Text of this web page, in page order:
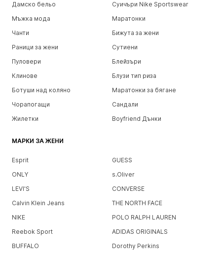
Дамско бельо
Суичъри Nike Sportswear
Мъжка мода
Маратонки
Чанти
Бижута за жени
Раници за жени
Сутиени
Пуловери
Блейзъри
Клинове
Блузи тип риза
Ботуши над коляно
Маратонки за бягане
Чорапогащи
Сандали
Жилетки
Boyfriend Дънки
МАРКИ ЗА ЖЕНИ
Esprit
GUESS
ONLY
s.Oliver
LEVI'S
CONVERSE
Calvin Klein Jeans
THE NORTH FACE
NIKE
POLO RALPH LAUREN
Reebok Sport
ADIDAS ORIGINALS
BUFFALO
Dorothy Perkins